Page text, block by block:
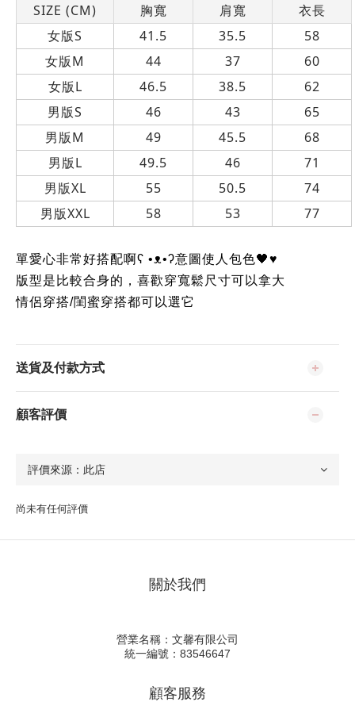
SIZE (CM) 胸寬 肩寬
衣長
女版S
41.5 35.5
58
女版M
44 37
60
女版L
46.5 38.5
62
男版S
46 43
65
男版M
49 45.5
68
男版L
49.5 46
71
男版XL
55 50.5
74
男版XXL
58 53 77
單愛心非常好搭配啊ʕ •ᴥ•ʔ意圖使人包色🖤♥️
版型是比較合身的，喜歡穿寬鬆尺寸可以拿大
情侶穿搭/閨蜜穿搭都可以選它
送貨及付款方式
顧客評價
尚未有任何評價
關於我們
營業名稱：文馨有限公司
統一編號：83546647
顧客服務